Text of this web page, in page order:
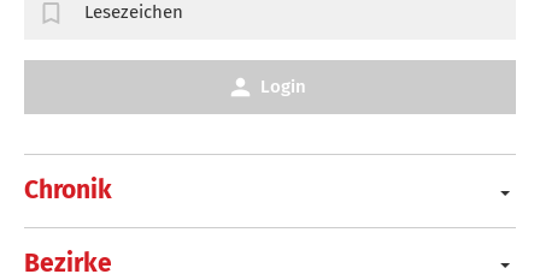
Chronik
Bezirke
Lesezeichen
Login